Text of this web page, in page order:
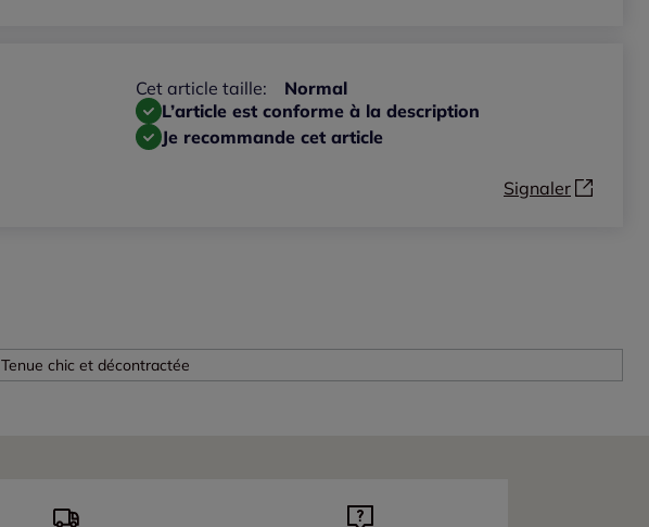
Cet article taille:
Normal
L’article est conforme à la description
Je recommande cet article
Signaler
Tenue chic et décontractée